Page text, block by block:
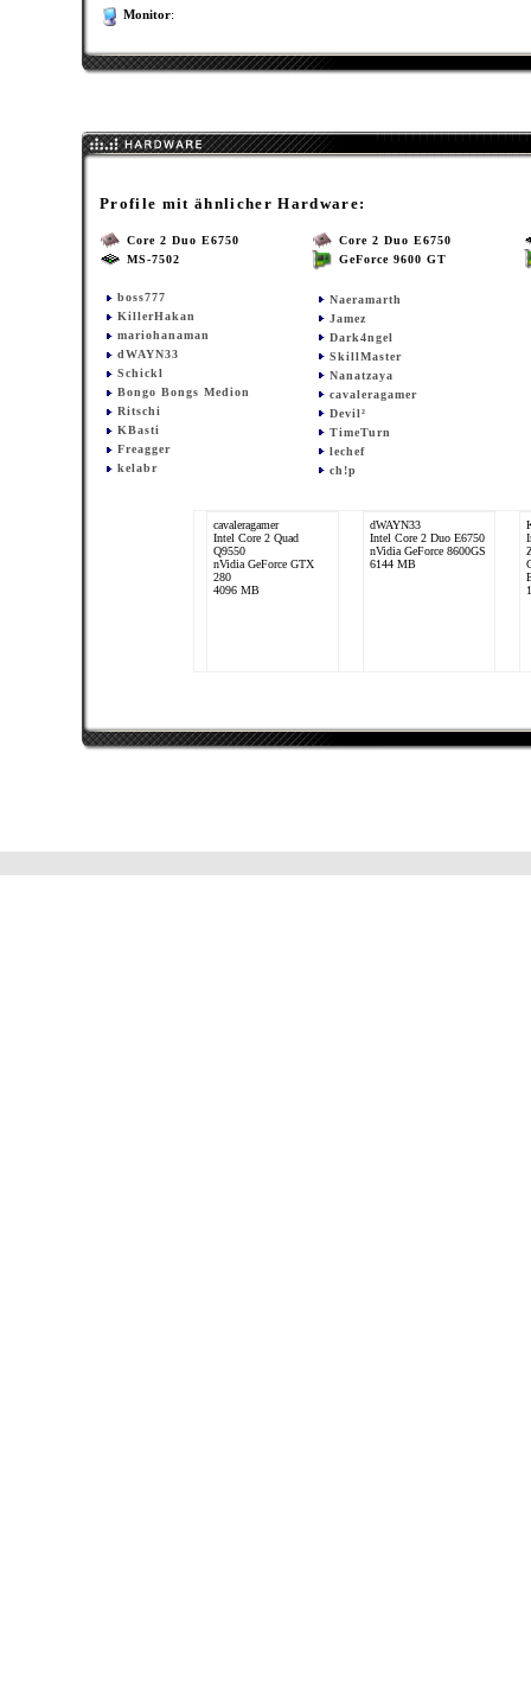
Monitor:
Profile mit ähnlicher Hardware:
Core 2 Duo E6750
MS-7502
boss777
KillerHakan
mariohanaman
dWAYN33
Schickl
Bongo Bongs Medion
Ritschi
KBasti
Freagger
kelabr
Core 2 Duo E6750
GeForce 9600 GT
Naeramarth
Jamez
Dark4ngel
SkillMaster
Nanatzaya
cavaleragamer
Devil²
TimeTurn
lechef
ch!p
cavaleragamer
Intel Core 2 Quad
Q9550
nVidia GeForce GTX
280
4096 MB
dWAYN33
Intel Core 2 Duo E6750
nVidia GeForce 8600GS
6144 MB
Series
2048 MB